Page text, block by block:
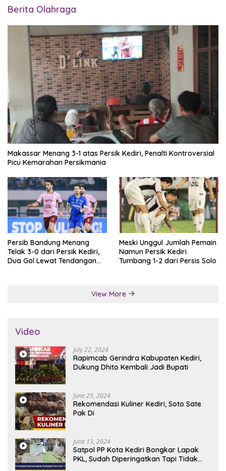
Berita Olahraga
Makassar Menang 3-1 atas Persik Kediri, Penalti Kontroversial
Picu Kemarahan Persikmania
Persib Bandung Menang
Telak 3-0 dari Persik Kediri,
Dua Gol Lewat Tendangan
Meski Unggul Jumlah Pemain
Namun Persik Kediri
Tumbang 1-2 dari Persis Solo
View More
Video
July 22, 2024
Rapimcab Gerindra Kabupaten Kediri,
Dukung Dhito Kembali Jadi Bupati
June 25, 2024
Rekomendasi Kuliner Kediri, Soto Sate
Pak Di
June 13, 2024
Satpol PP Kota Kediri Bongkar Lapak
PKL, Sudah Diperingatkan Tapi Tidak